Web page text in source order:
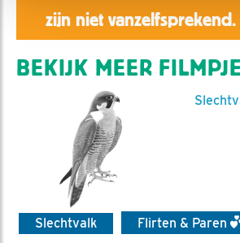
zijn niet vanzelfsprekend.
BEKIJK MEER
Slechtvalk Flirten & Paren